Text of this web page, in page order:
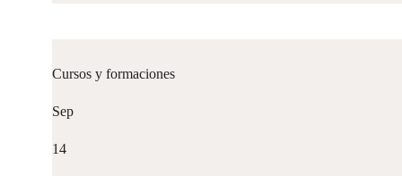
Cursos y formaciones
Sep
14